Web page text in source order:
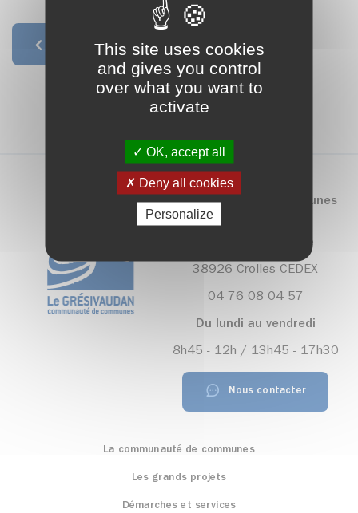
This site uses cookies
and gives you control
over what you want to
activate
OK, accept all
Deny all cookies
Personalize
Retour à la liste
Communauté de communes
Le Grésivaudan
390, rue Henri Fabre
38926 Crolles CEDEX
04 76 08 04 57
Du lundi au vendredi
8h45 - 12h / 13h45 - 17h30
Nous contacter
La communauté de communes
Les grands projets
Démarches et services